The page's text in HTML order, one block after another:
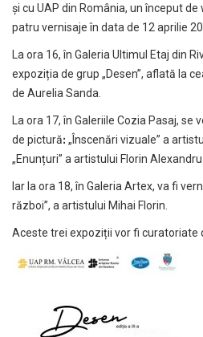
și cu UAP din România, un început
patru vernisaje în data de 12 aprilie
La ora 16, în Galeria Ultimul Etaj din
expoziția de grup „Desen”, aflată la
de Aurelia Sanda.
La ora 17, în Galeriile Cozia Pasaj, se
de picturăꓽ „Înscenări vizuale” a
„Enunțuri” a artistului Florin Alexandru
Iar la ora 18, în Galeria Artex, va fi
război”, a artistului Mihai Florin.
Aceste trei expoziții vor fi curatoriate